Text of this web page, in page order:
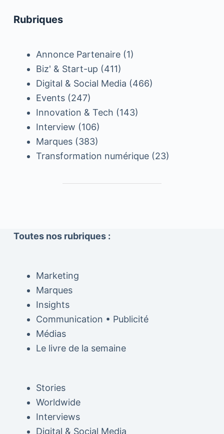
Rubriques
Annonce Partenaire(1)
Biz' & Start-up (411)
Digital & Social Media (466)
Events(247)
Innovation & Tech (143)
Interview (106)
Marques(383)
Transformation numérique(23)
Toutes nos rubriques :
Marketing
Marques
Insights
Communication • Publicité
Médias
Le livre de la semaine
Stories
Worldwide
Interviews
Digital & Social Media